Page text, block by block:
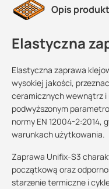
Opis
Elastyczna
Elastyczna zaprawa
wysokiej jakości,
ceramicznych wewnątrz i
podwyższonym
normy EN 12004-2:2014,
warunkach użytkowania.
Zaprawa Unifix-S3
początkową oraz
starzenie termiczne i